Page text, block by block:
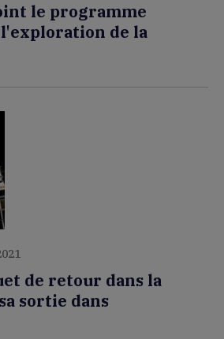
le programme
l'exploration de la
de retour dans la
sortie dans